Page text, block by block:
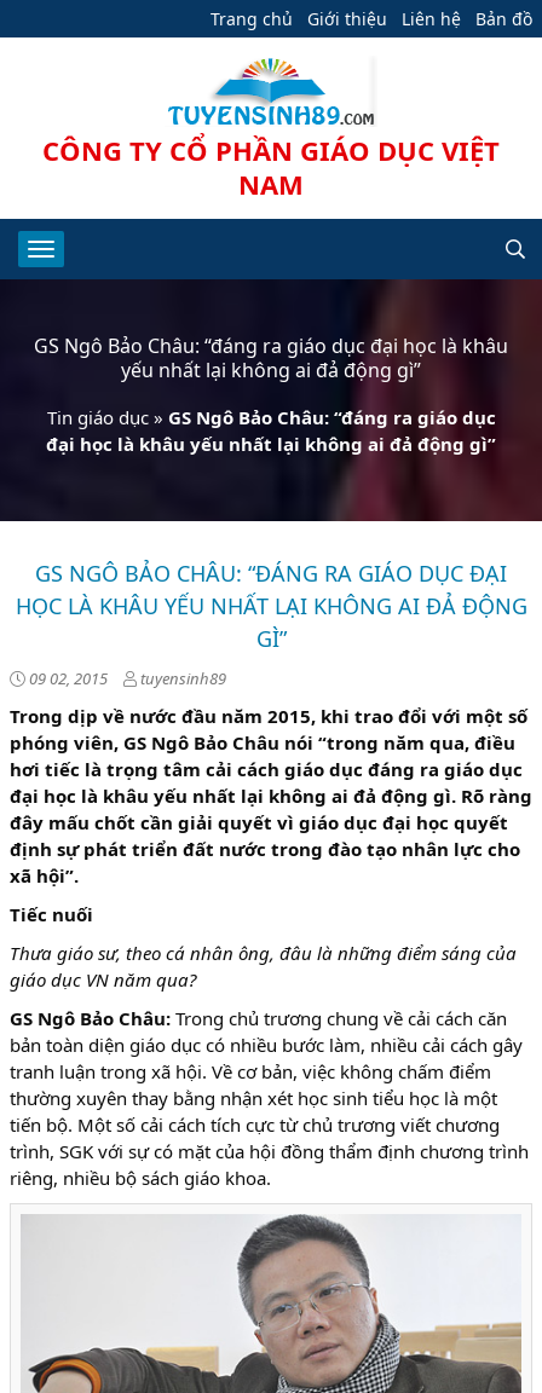
Trang chủ Giới thiệu Liên hệ Bản đồ
CÔNG TY CỔ PHẦN GIÁO DỤC VIỆT
NAM
GS Ngô Bảo Châu: “đáng ra giáo dục đại học là khâu
yếu nhất lại không ai đả động gì”
Tin giáo dục» GS Ngô Bảo Châu: “đáng ra giáo dục
đại học là khâu yếu nhất lại không ai đả động gì”
GS NGÔ BẢO CHÂU: “ĐÁNG RA GIÁO DỤC ĐẠI
HỌC LÀ KHÂU YẾU NHẤT LẠI KHÔNG AI ĐẢ ĐỘNG
GÌ”
09 02, 2015 tuyensinh89
Trong dịp về nước đầu năm 2015, khi trao đổi với một số
phóng viên, GS Ngô Bảo Châu nói “trong năm qua, điều
hơi tiếc là trọng tâm cải cách giáo dục đáng ra giáo dục
đại học là khâu yếu nhất lại không ai đả động gì. Rõ ràng
đây mấu chốt cần giải quyết vì giáo dục đại học quyết
định sự phát triển đất nước trong đào tạo nhân lực cho
xã hội”.
Tiếc nuối
Thưa giáo sư, theo cá nhân ông, đâu là những điểm sáng của
giáo dục VN năm qua?
GS Ngô Bảo Châu: Trong chủ trương chung về cải cách căn
bản toàn diện giáo dục có nhiều bước làm, nhiều cải cách gây
tranh luận trong xã hội. Về cơ bản, việc không chấm điểm
thường xuyên thay bằng nhận xét học sinh tiểu học là một
tiến bộ. Một số cải cách tích cực từ chủ trương viết chương
trình, SGK với sự có mặt của hội đồng thẩm định chương trình
riêng, nhiều bộ sách giáo khoa.